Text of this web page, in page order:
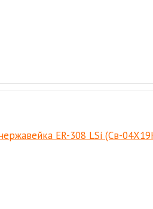
ER-308 LSi (Св-